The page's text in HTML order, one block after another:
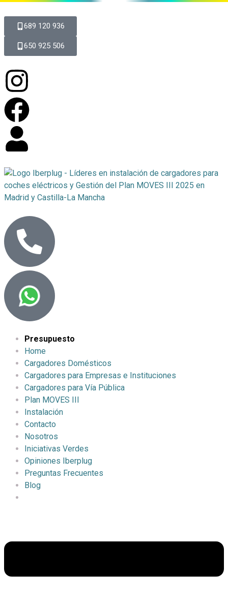
689 120 936
650 925 506
Presupuesto
Home
Cargadores Domésticos
Cargadores para Empresas e Instituciones
Cargadores para Vía Pública
Plan MOVES III
Instalación
Contacto
Nosotros
Iniciativas Verdes
Opiniones Iberplug
Preguntas Frecuentes
Blog